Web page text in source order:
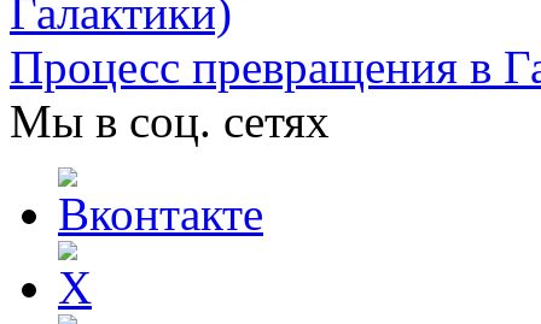
Процесс превращения в
Мы в соц. сетях